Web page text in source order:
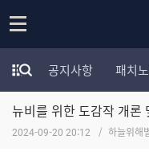
p
e
n
모
험
가
포
공지사항 패치
뉴비를 위한 도감작 개론
2024-09-20 20:12 하늘위해